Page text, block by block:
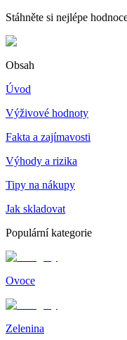
Stáhněte si nejlépe
Obsah
Úvod
Výživové hodnoty
Fakta a zajímavosti
Výhody a rizika
Tipy na nákupy
Jak skladovat
Populární kategorie
Ovoce
Zelenina